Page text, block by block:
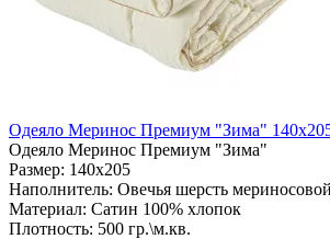
Одеяло Меринос Премиум "Зима"
Одеяло Меринос Премиум "Зима"
Размер: 140х205
Наполнитель: Овечья шерсть
Материал: Сатин 100% хлопок
Плотность: 500 гр.\м.кв.